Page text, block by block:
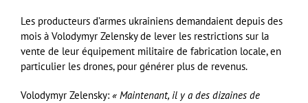
Les producteurs d’armes ukrainiens demandaient depuis des
mois à Volodymyr Zelensky de lever les restrictions sur la
vente de leur équipement militaire de fabrication locale, en
particulier les drones, pour générer plus de revenus.
Volodymyr Zelensky: « Maintenant, il y a des dizaines de